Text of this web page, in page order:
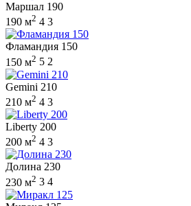
Маршал 190
190 м2 4 3
Фламандия 150
150 м2 5 2
Gemini 210
210 м2 4 3
Liberty 200
200 м2 4 3
Долина 230
230 м2 3 4